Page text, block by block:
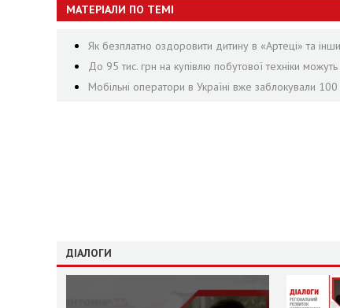
МАТЕРІАЛИ ПО ТЕМІ
Як безплатно оздоровити дитину в «Артеці» та
До 95 тис. грн на купівлю побутової техніки
Мобільні оператори в Україні вже заблокували
ДІАЛОГИ